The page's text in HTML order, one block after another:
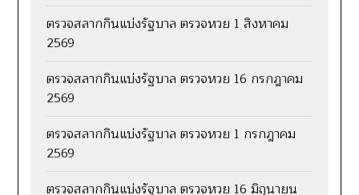
ตรวจสลากกินแบ่งรัฐบาล ตรวจหวย 1 สิงหาคม
2569
ตรวจสลากกินแบ่งรัฐบาล ตรวจหวย 16 กรกฎาคม
2569
ตรวจสลากกินแบ่งรัฐบาล ตรวจหวย 1 กรกฎาคม
2569
ตรวจสลากกินแบ่งรัฐบาล ตรวจหวย 16 มิถุนายน